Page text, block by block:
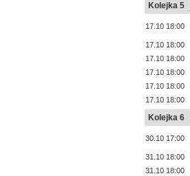
Kolejka 5
17.10 18:00
17.10 18:00
17.10 18:00
17.10 18:00
17.10 18:00
17.10 18:00
Kolejka 6
30.10 17:00
31.10 18:00
31.10 18:00